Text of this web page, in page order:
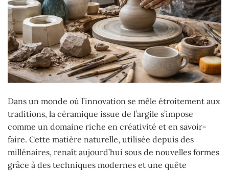
Dans un monde où l’innovation se mêle étroitement aux
traditions, la céramique issue de l’argile s’impose
comme un domaine riche en créativité et en savoir-
faire. Cette matière naturelle, utilisée depuis des
millénaires, renaît aujourd’hui sous de nouvelles formes
grâce à des techniques modernes et une quête